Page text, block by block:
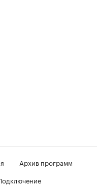
Архив программ